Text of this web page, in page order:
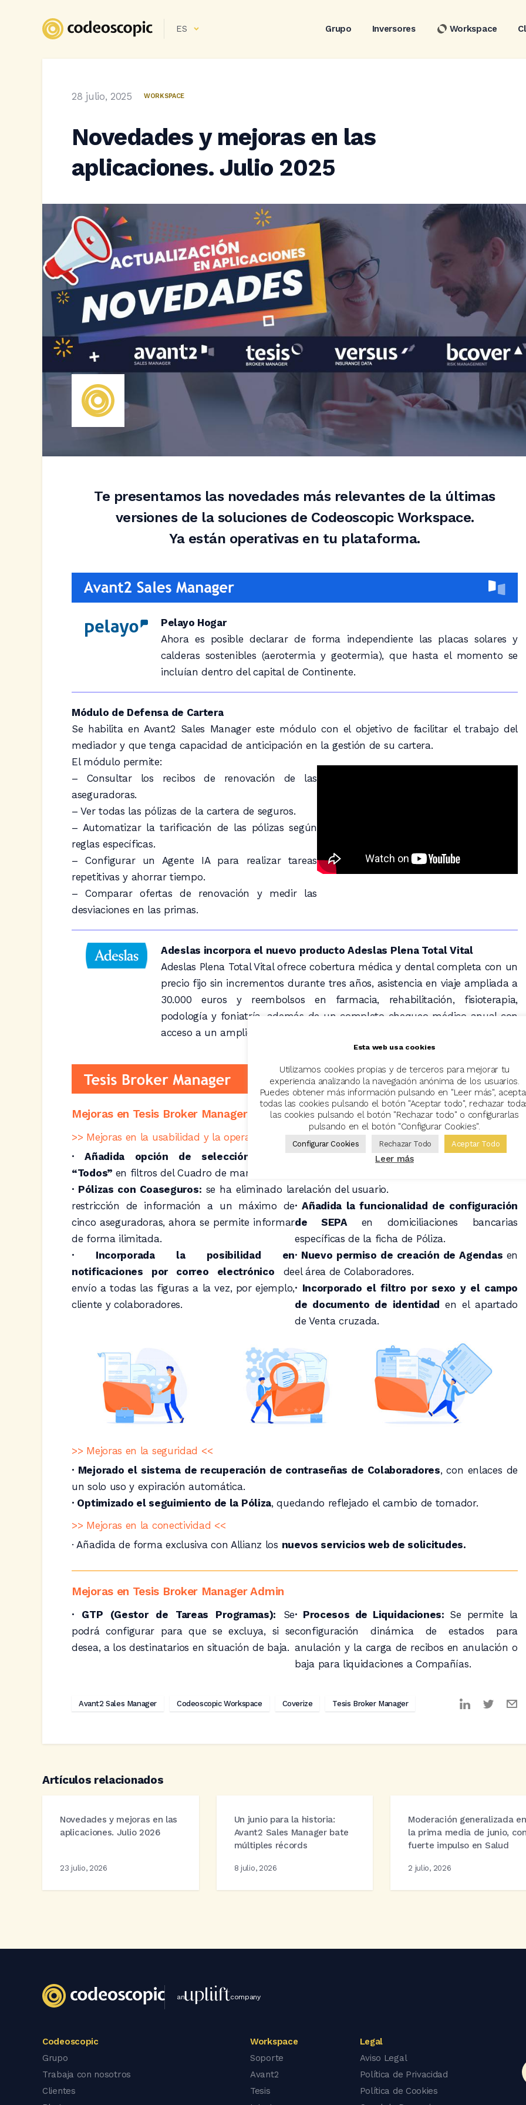
ES Grupo Inversores Workspace
28 julio, 2025 WORKSPACE
Novedades y mejoras en las
aplicaciones. Julio 2025
Te presentamos las novedades más relevantes de la últimas
versiones de la soluciones de Codeoscopic Workspace.
Ya están operativas en tu plataforma.
Pelayo Hogar
Ahora es posible declarar de forma independiente las placas solares y
calderas sostenibles (aerotermia y geotermia), que hasta el momento se
incluían dentro del capital de Continente.
Módulo de Defensa de Cartera
Se habilita en Avant2 Sales Manager este módulo con el objetivo de facilitar el trabajo del
mediador y que tenga capacidad de anticipación en la gestión de su cartera.
El módulo permite:
– Consultar los recibos de renovación de las
aseguradoras.
– Ver todas las pólizas de la cartera de seguros.
– Automatizar la tarificación de las pólizas según
reglas específicas.
– Configurar un Agente IA para realizar tareas
repetitivas y ahorrar tiempo.
– Comparar ofertas de renovación y medir las
desviaciones en las primas.
Adeslas incorpora el nuevo producto Adeslas Plena Total Vital
Adeslas Plena Total Vital ofrece cobertura médica y dental completa con un
precio fijo sin incrementos durante tres años, asistencia en viaje ampliada a
30.000 euros y reembolsos en farmacia, rehabilitación, fisioterapia,
podología y foniatría, además de un completo chequeo médico anual con
acceso a un amplio cuadro médico.
Mejoras en Tesis Broker Manager
>> Mejoras en la usabilidad y la operatoria <<
· Añadida opción de selección masiva
“Todos” en filtros del Cuadro de mando.
· Pólizas con Coaseguros: se ha eliminado la
restricción de información a un máximo de
cinco aseguradoras, ahora se permite informar
de forma ilimitada.
· Incorporada la posibilidad en
notificaciones por correo electrónico de
envío a todas las figuras a la vez, por ejemplo,
cliente y colaboradores.
· Notas: se mejoran los permisosy se permite
relación del usuario.
· Añadida la funcionalidad de configuración
de SEPA en domiciliaciones bancarias
específicas de la ficha de Póliza.
· Nuevo permiso de creación de Agendas en
el área de Colaboradores.
· Incorporado el filtro por sexo y el campo
de documento de identidad en el apartado
de Venta cruzada.
>> Mejoras en la seguridad <<
· Mejorado el sistema de recuperación de contraseñas de Colaboradores, con enlaces de
un solo uso y expiración automática.
· Optimizado el seguimiento de la Póliza, quedando reflejado el cambio de tomador.
>> Mejoras en la conectividad <<
· Añadida de forma exclusiva con Allianz los nuevos servicios web de solicitudes.
Mejoras en Tesis Broker Manager Admin
· GTP (Gestor de Tareas Programas): Se
podrá configurar para que se excluya, si se
desea, a los destinatarios en situación de baja.
· Procesos de Liquidaciones: Se permite la
configuración dinámica de estados para
anulación y la carga de recibos en anulación o
baja para liquidaciones a Compañías.
Avant2 Sales Manager Codeoscopic Workspace Coverize Tesis Broker Manager
Artículos relacionados
Novedades y mejoras en las
aplicaciones. Julio 2026
23 julio, 2026
Un junio para la historia:
Avant2 Sales Manager bate
múltiples récords
8 julio, 2026
Moderación generalizada en
la prima media de junio,
fuerte impulso en Salud
2 julio, 2026
an company
Codeoscopic
Grupo
Trabaja con nosotros
Clientes
Workspace
Soporte
Avant2
Tesis
Legal
Aviso Legal
Política de Privacidad
Política de Cookies
Esta web usa cookies
Utilizamos cookies propias y de terceros para mejorar tu
experiencia analizando la navegación anónima de los usuarios.
Puedes obtener más información pulsando en "Leer más",
todas las cookies pulsando el botón "Aceptar todo", rechazar
las cookies pulsando el botón "Rechazar todo" o configurarlas
pulsando en el botón "Configurar Cookies".
Configurar Cookies Rechazar Todo Aceptar Todo
Leer más